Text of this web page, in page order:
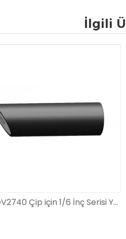
İlgili
Tıbbi OV2740 Çip için 1/6 İnç Serisi Yüksek Hassasiyetli Optik Cam Endoskop Lensleri